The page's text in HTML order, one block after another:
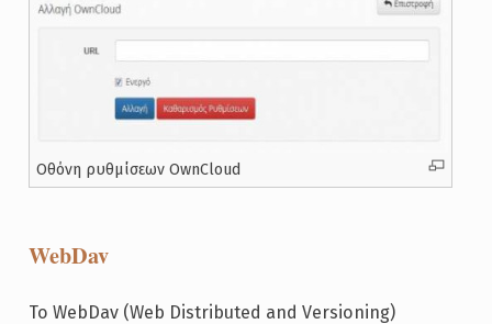
Οθόνη ρυθμίσεων OwnCloud
WebDav
To WebDav (Web Distributed and Versioning)